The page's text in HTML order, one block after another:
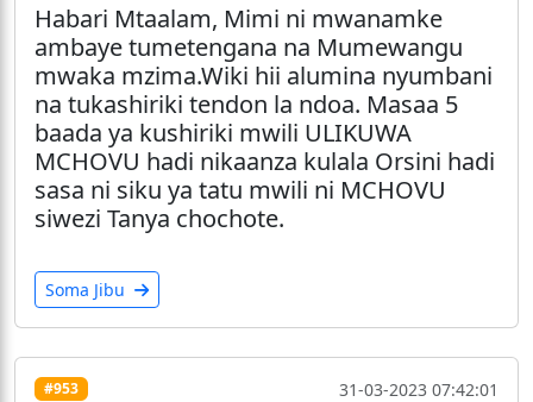
Habari Mtaalam, Mimi ni mwanamke
ambaye tumetengana na Mumewangu
mwaka mzima.Wiki hii alumina nyumbani
na tukashiriki tendon la ndoa. Masaa 5
baada ya kushiriki mwili ULIKUWA
MCHOVU hadi nikaanza kulala Orsini hadi
sasa ni siku ya tatu mwili ni MCHOVU
siwezi Tanya chochote.
Soma Jibu
#953 31-03-2023 07:42:01